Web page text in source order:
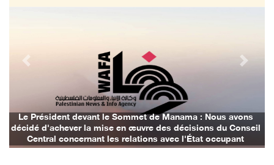
07/August/2026 02:13 PM
« La force ne garantira ni sécurité ni stabi ...
07/August/2026 01:58 PM
Khalayel al-Louz : des colons attaquent un c ...
07/August/2026 01:53 PM
Le Président devant le Sommet de Manama : Nous avons
décidé d'achever la mise en œuvre des décisions du Conseil
Central concernant les relations avec l'État occupant
Previous Next